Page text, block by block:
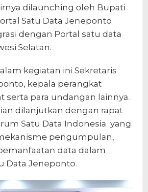
dilaunching oleh Bupati
Satu Data Jeneponto
dengan Portal satu data
Selatan.
kegiatan ini Sekretaris
kepala perangkat
serta para undangan lainnya.
dilanjutkan dengan rapat
Satu Data Indonesia yang
pengumpulan,
data dalam
Data Jeneponto.